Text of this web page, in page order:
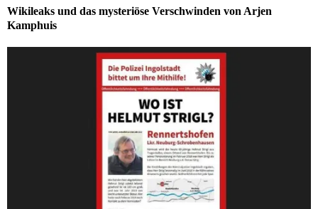
Wikileaks und das mysteriöse Verschwinden von Arjen
Kamphuis